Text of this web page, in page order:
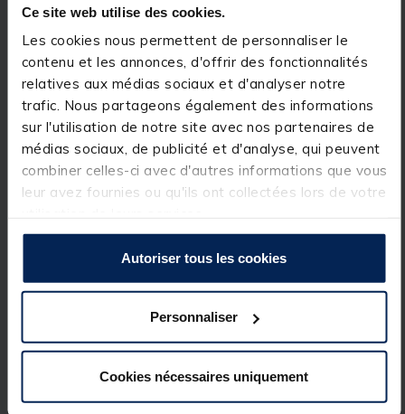
Ce site web utilise des cookies.
Les cookies nous permettent de personnaliser le
contenu et les annonces, d'offrir des fonctionnalités
relatives aux médias sociaux et d'analyser notre
trafic. Nous partageons également des informations
sur l'utilisation de notre site avec nos partenaires de
médias sociaux, de publicité et d'analyse, qui peuvent
combiner celles-ci avec d'autres informations que vous
leur avez fournies ou qu'ils ont collectées lors de votre
Autoriser tous les cookies
Personnaliser
Cookies nécessaires uniquement
Description Spécifications
Description & détails
Description
Performance et confort d’utilisation sont les
principaux atouts de cemoteur électrique FRAZER
qui répondra aux besoins des pêcheurs les plus
exigeants. Les moteurs électriques Frazer sont
puissance sans faille et une très grande facilité
électriques 12v est sans aucun doute le meilleur
rapport qualité/prix à ce jour. Le
moteur Frazer 40
au design très élégant et sportif va très vite
devenir le moteur électrique de référence pour la
embarcationsles plus légères pour une navigation